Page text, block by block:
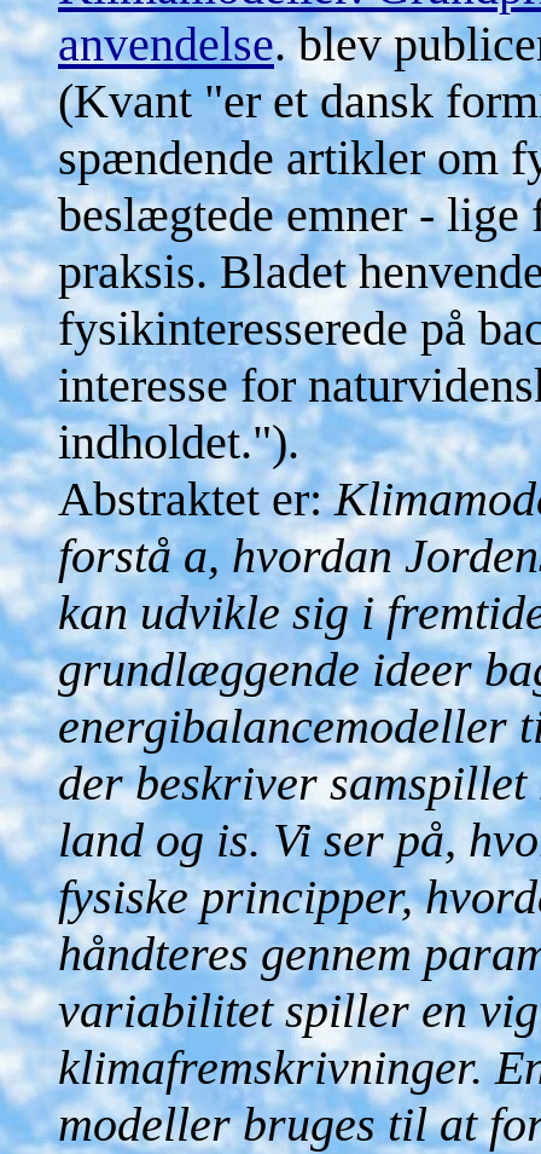
anvendelse. blev
(Kvant "er et dansk
spændende artikler om
beslægtede emner -
praksis. Bladet
fysikinteresserede på
interesse for
indholdet.").
Abstraktet er:
forstå a, hvordan
kan udvikle sig i
grundlæggende ideer
energibalancemodeller
der beskriver
land og is. Vi ser på,
fysiske principper,
håndteres gennem
variabilitet spiller en
klimafremskrivninger.
modeller bruges til at